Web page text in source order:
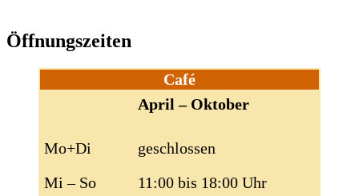
Öffnungszeiten
Café
April – Oktober
Mo+Di
Mi – So
geschlossen
11:00 bis 18:00 Uhr